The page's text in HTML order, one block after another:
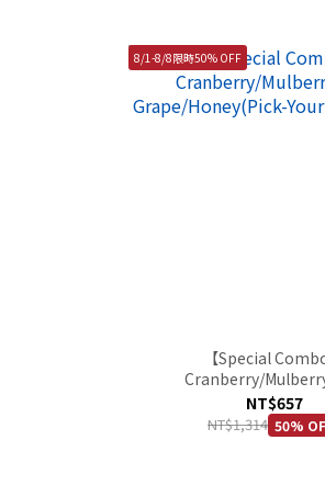
8/1-8/8限時50% OFF
【Special Combo
Cranberry/
Grape/Honey(Pick-Your-
NT$657
NT$1,314 50%